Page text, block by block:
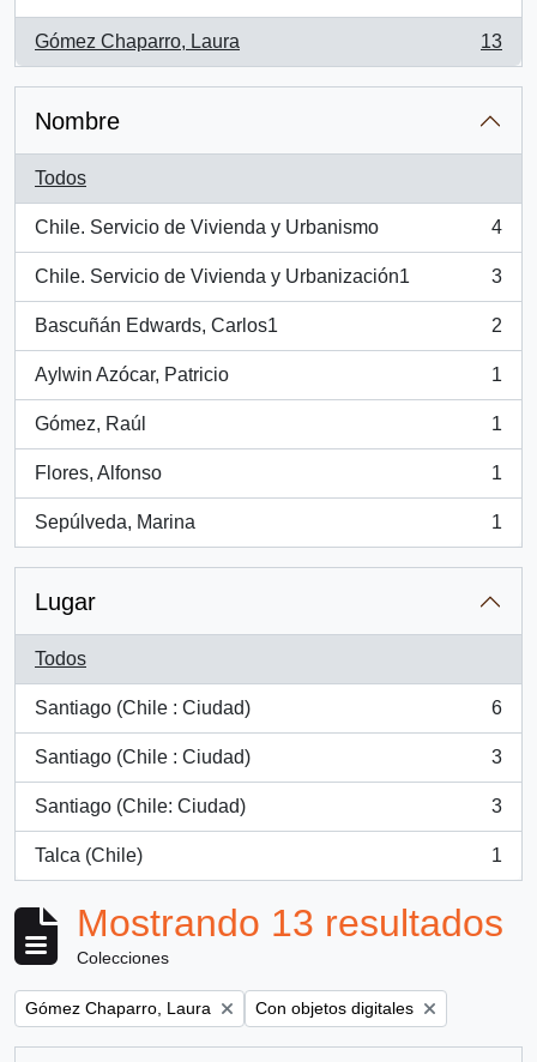
Gómez Chaparro, Laura
, 13 resultados
13
Nombre
Todos
Chile. Servicio de Vivienda y Urbanismo
, 4 resultados
4
Chile. Servicio de Vivienda y Urbanización1
, 3 resultados
3
Bascuñán Edwards, Carlos1
, 2 resultados
2
Aylwin Azócar, Patricio
, 1 resultados
1
Gómez, Raúl
, 1 resultados
1
Flores, Alfonso
, 1 resultados
1
Sepúlveda, Marina
, 1 resultados
1
Lugar
Todos
Santiago (Chile : Ciudad)
, 6 resultados
6
Santiago (Chile : Ciudad)
, 3 resultados
3
Santiago (Chile: Ciudad)
, 3 resultados
3
Talca (Chile)
, 1 resultados
1
Mostrando 13 resultados
Colecciones
Remove filter:
Gómez Chaparro, Laura Remove filter:
Con objetos digitales